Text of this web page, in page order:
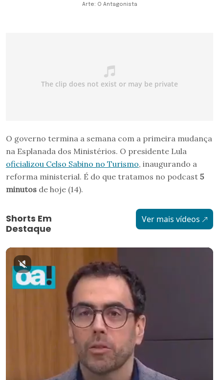
Arte: O Antagonista
O governo termina a semana com a primeira mudança
na Esplanada dos Ministérios. O presidente Lula
oficializou Celso Sabino no Turismo, inaugurando a
reforma ministerial. É do que tratamos no podcast 5
minutos de hoje (14).
Shorts Em
Destaque
Ver mais vídeos